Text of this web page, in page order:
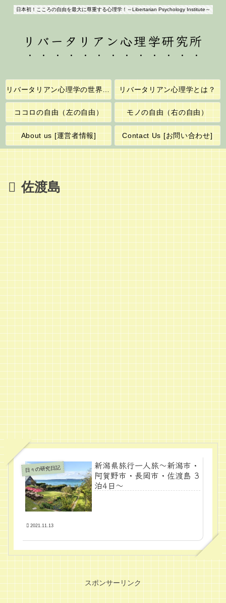
日本初！こころの自由を最大に尊重する心理学！～Libertarian Psychology Institute～
リバータリアン心理学研究所
リバータリアン心理学の世界へようこそ！ リバータリアン心理学とは？
ココロの自由（左の自由） モノの自由（右の自由）
About us [運営者情報] Contact Us [お問い合わせ]
佐渡島
日々の研究日記
新潟県旅行一人旅～新潟市・
阿賀野市・長岡市・佐渡島 3
泊4日～
2021.11.13
スポンサーリンク